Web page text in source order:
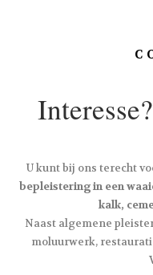
Interesse?
U kunt bij ons terecht
bepleistering in een
kalk,
Naast algemene
moluurwerk,